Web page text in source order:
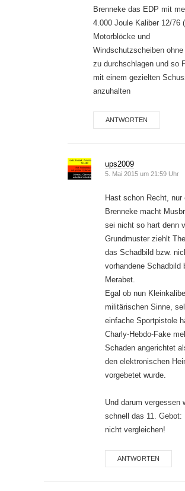
Brenneke das EDP mit
4.000 Joule Kaliber 12/76
Motorblöcke und
Windschutzscheiben ohne
zu durchschlagen und so
mit einem gezielten
anzuhalten
ANTWORTEN
ups2009
5. Mai 2015 um 21:59 Uhr
Hast schon Recht, nur
Brenneke macht
sei nicht so hart denn
Grundmuster ziehlt
das Schadbild bzw.
vorhandene Schadbild
Merabet.
Egal ob nun
militärischen Sinne,
einfache Sportpistole
Charly-Hebdo-Fake
Schaden angerichtet
den elektronischen
vorgebetet wurde.
Und darum vergessen
schnell das 11. Gebot:
nicht vergleichen!
ANTWORTEN